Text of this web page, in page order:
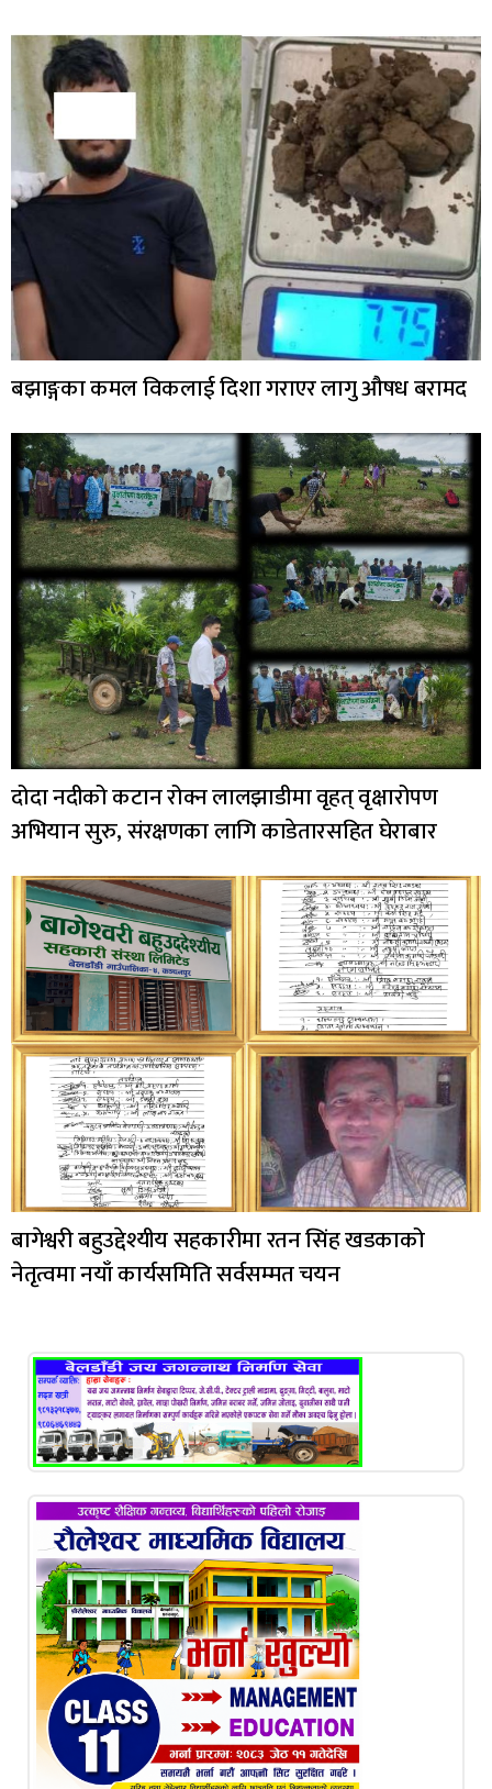
बझाङ्गका कमल विकलाई दिशा गराएर लागु औषध बरामद
दोदा नदीको कटान रोक्न लालझाडीमा वृहत् वृक्षारोपण
अभियान सुरु, संरक्षणका लागि काडेतारसहित घेराबार
बागेश्वरी बहुउद्देश्यीय सहकारीमा रतन सिंह खडकाको
नेतृत्वमा नयाँ कार्यसमिति सर्वसम्मत चयन